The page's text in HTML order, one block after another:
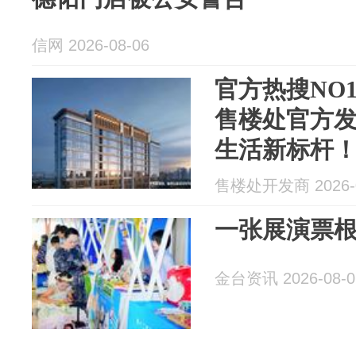
信网 2026-08-06
官方热搜
售楼处官方
生活新标杆
售楼处开发商
一张展演票
金台资讯 2026-08-